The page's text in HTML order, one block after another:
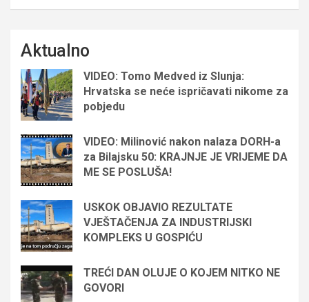
Aktualno
VIDEO: Tomo Medved iz Slunja:
Hrvatska se neće ispričavati nikome za
pobjedu
VIDEO: Milinović nakon nalaza DORH-a
za Bilajsku 50: KRAJNJE JE VRIJEME DA
ME SE POSLUŠA!
USKOK OBJAVIO REZULTATE
VJEŠTAČENJA ZA INDUSTRIJSKI
KOMPLEKS U GOSPIĆU
TREĆI DAN OLUJE O KOJEM NITKO NE
GOVORI